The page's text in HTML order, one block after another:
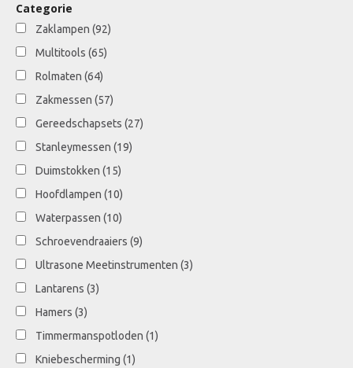
Categorie
Zaklampen (92)
Multitools (65)
Rolmaten (64)
Zakmessen (57)
Gereedschapsets (27)
Stanleymessen (19)
Duimstokken (15)
Hoofdlampen (10)
Waterpassen (10)
Schroevendraaiers (9)
Ultrasone Meetinstrumenten (3)
Lantarens (3)
Hamers (3)
Timmermanspotloden (1)
Kniebescherming (1)